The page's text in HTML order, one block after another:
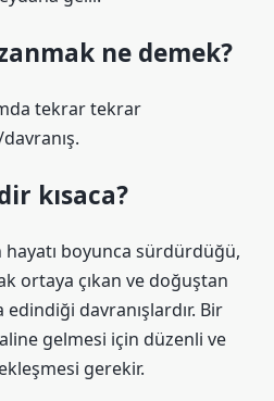
ne demek?
tekrar tekrar
kısaca?
hayatı boyunca sürdürdüğü,
ortaya çıkan ve doğuştan
davranışlardır. Bir
gelmesi için düzenli ve
gerekir.